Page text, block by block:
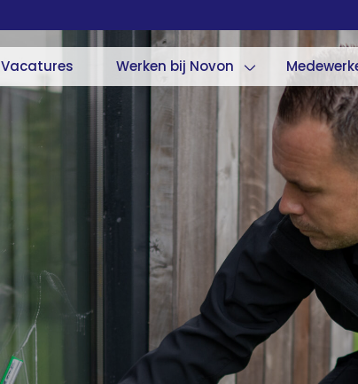
Vacatures Werken bij Novon